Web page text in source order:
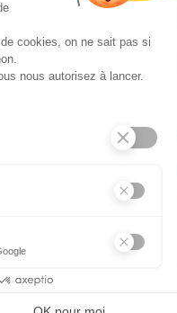
de savoir
du
territoire).
parentale au